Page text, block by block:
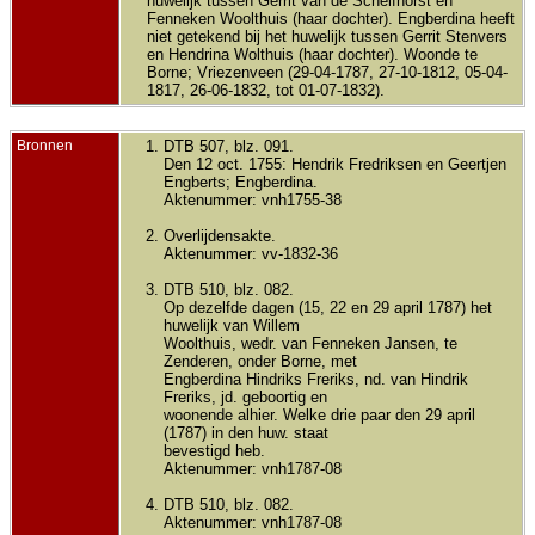
Fenneken Woolthuis (haar dochter). Engberdina heeft
niet getekend bij het huwelijk tussen Gerrit Stenvers
en Hendrina Wolthuis (haar dochter). Woonde te
Borne; Vriezenveen (29-04-1787, 27-10-1812, 05-04-
1817, 26-06-1832, tot 01-07-1832).
Bronnen
DTB 507, blz. 091.
Den 12 oct. 1755: Hendrik Fredriksen en Geertjen
Engberts; Engberdina.
Aktenummer: vnh1755-38
Overlijdensakte.
Aktenummer: vv-1832-36
DTB 510, blz. 082.
Op dezelfde dagen (15, 22 en 29 april 1787) het
huwelijk van Willem
Woolthuis, wedr. van Fenneken Jansen, te
Zenderen, onder Borne, met
Engberdina Hindriks Freriks, nd. van Hindrik
Freriks, jd. geboortig en
woonende alhier. Welke drie paar den 29 april
(1787) in den huw. staat
bevestigd heb.
Aktenummer: vnh1787-08
DTB 510, blz. 082.
Aktenummer: vnh1787-08